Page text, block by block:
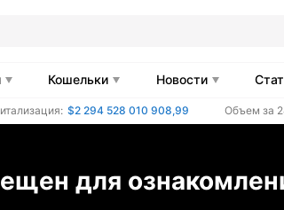
Кошельки Новости
$2 294 528 010 908,99 Объем за
для